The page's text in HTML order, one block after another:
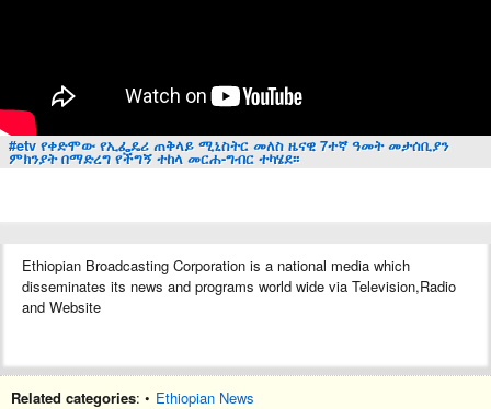
#etv የቀድሞው የኢፌዴሪ ጠቅላይ ሚኒስትር መለስ ዜናዊ 7ተኛ ዓመት መታሰቢያን
ምክንያት በማድረግ የችግኝ ተከላ መርሐ-ግብር ተካሄደ፡፡
Ethiopian Broadcasting Corporation is a national media which
disseminates its news and programs world wide via Television,Radio
and Website
Related categories: • Ethiopian News